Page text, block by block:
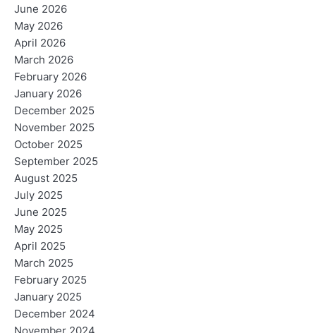
June 2026
May 2026
April 2026
March 2026
February 2026
January 2026
December 2025
November 2025
October 2025
September 2025
August 2025
July 2025
June 2025
May 2025
April 2025
March 2025
February 2025
January 2025
December 2024